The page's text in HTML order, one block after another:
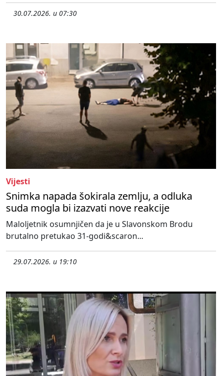
30.07.2026. u 07:30
Vijesti
Snimka napada šokirala zemlju, a odluka
suda mogla bi izazvati nove reakcije
Maloljetnik osumnjičen da je u Slavonskom Brodu
brutalno pretukao 31-godi&scaron...
29.07.2026. u 19:10